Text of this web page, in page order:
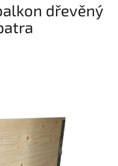
dřevěný